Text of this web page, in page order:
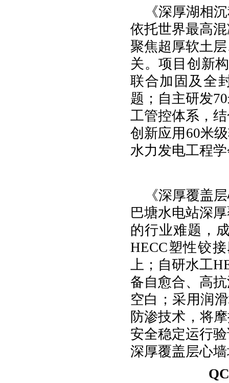
《深厚湖相
依托世界最高
聚焦超厚软土
关。项目创新
联合加固及全
题；自主研发
工管控体系，
创新应用60米
水力发电工程
《深厚覆盖
巴塘水电站深
的行业难题，
HECC塑性铰
上；自研水工
备自愈合、高
空白；采用润
防渗技术，将
安全稳定运行
深厚覆盖层心